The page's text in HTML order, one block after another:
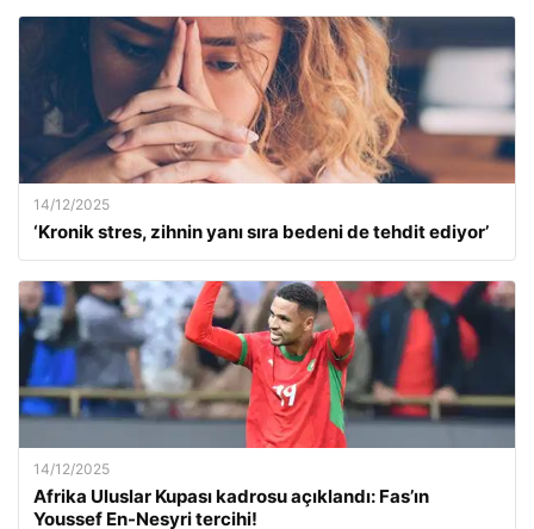
14/12/2025
‘Kronik stres, zihnin yanı sıra bedeni de tehdit ediyor’
14/12/2025
Afrika Uluslar Kupası kadrosu açıklandı: Fas’ın
Youssef En-Nesyri tercihi!